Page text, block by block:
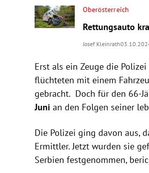
Oberösterreich
Rettungsauto
Josef Kleinrath
Erst als ein Zeuge die
flüchteten mit einem
gebracht. Doch für den 66-
Junian den Folgen seiner
Die Polizei ging davon aus,
Ermittler. Jetzt wurden sie
Serbien festgenommen,